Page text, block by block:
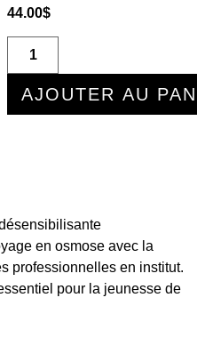
44.00$
AJOUTER AU
en osmose avec la
professionnelles en institut.
pour la jeunesse de